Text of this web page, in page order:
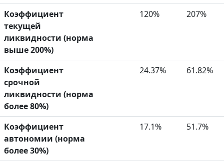
Коэффициент
текущей
ликвидности (норма
выше 200%)
120% 207%
Коэффициент
срочной
ликвидности (норма
более 80%)
24.37% 61.82%
Коэффициент
автономии (норма
более 30%)
17.1% 51.7%